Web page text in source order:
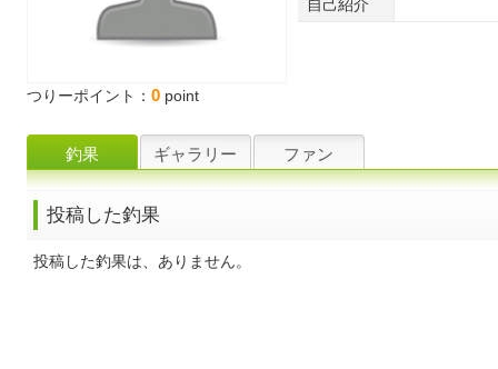
つりーポイント： 0 point
自己紹介
釣果 ギャラリー ファン
投稿した釣果
投稿した釣果は、ありません。